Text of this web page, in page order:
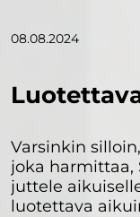
08.08.2024
Varsinkin
joka harmittaa,
juttele
luotettava